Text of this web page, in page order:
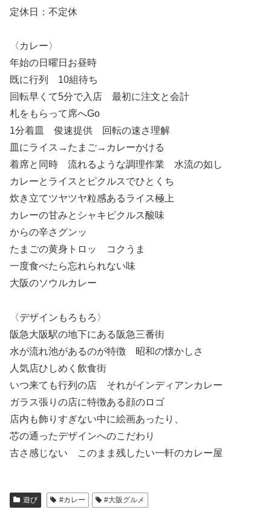
定休日：不定休
〈カレー〉
年始の日曜日お昼時
既に行列 10組待ち
回転早くて5分で入店 最初に注文と会計
札をもらって席へGo
1分着皿 俊速提供 回転の速さ理解
皿にライス→たまご→カレーかける
着席と同時 流れるような調理作業 水流の如し
カレーとライスとピクルスでひとくち
炊き立てツヤツヤ粒感あるライス極上
カレーの甘みとシャキピクルス酸味
からの辛さグンッ
たまごの黄身トロッ コクうま
一度食べたら忘れられない味
大阪のソウルカレー
〈デザインもろもろ〉
阪急大阪駅の地下にある阪急三番街
水が流れ池があるのが特徴 昭和の懐かしさ
人気店ひしめく飲食街
いつ来ても行列の店 それがインディアンカレー
ガラス張りの店に特徴ある顔のロゴ
店内も飾りすぎない中に絵画あったり、
芯の通ったデザインへのこだわり
古さ感じない このまま残したい一軒のカレー屋
遊び #カレー #大阪グルメ